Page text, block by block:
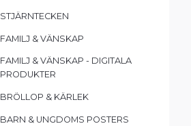
STJÄRNTECKEN
FAMILJ & VÄNSKAP
FAMILJ & VÄNSKAP - DIGITALA
PRODUKTER
BRÖLLOP & KÄRLEK
BARN & UNGDOMS POSTERS